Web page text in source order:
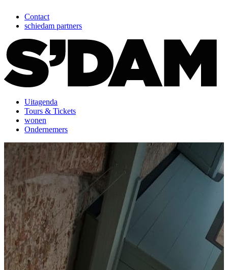
Contact
schiedam partners
Uitagenda
Tours & Tickets
wonen
Ondernemers